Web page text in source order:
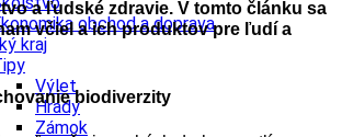
obchod a doprava
kraj
Výlet
Hrady
Zámok
a ľudské zdravie. V tomto článku sa
včiel a ich produktov pre ľudí a
biodiverzity